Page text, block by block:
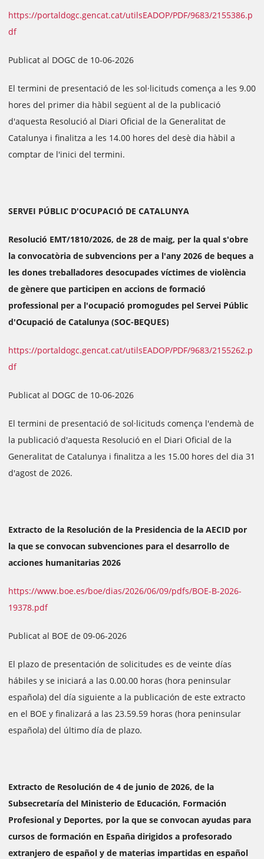
https://portaldogc.gencat.cat/utilsEADOP/PDF/9683/2155386.p
df
Publicat al DOGC de 10-06-2026
El termini de presentació de les sol·licituds comença a les 9.00
hores del primer dia hàbil següent al de la publicació
d'aquesta Resolució al Diari Oficial de la Generalitat de
Catalunya i finalitza a les 14.00 hores del desè dia hàbil a
comptar de l'inici del termini.
SERVEI PÚBLIC D'OCUPACIÓ DE CATALUNYA
Resolució EMT/1810/2026, de 28 de maig, per la qual s'obre
la convocatòria de subvencions per a l'any 2026 de beques a
les dones treballadores desocupades víctimes de violència
de gènere que participen en accions de formació
professional per a l'ocupació promogudes pel Servei Públic
d'Ocupació de Catalunya (SOC-BEQUES)
https://portaldogc.gencat.cat/utilsEADOP/PDF/9683/2155262.p
df
Publicat al DOGC de 10-06-2026
El termini de presentació de sol·licituds comença l'endemà de
la publicació d'aquesta Resolució en el Diari Oficial de la
Generalitat de Catalunya i finalitza a les 15.00 hores del dia 31
d'agost de 2026.
Extracto de la Resolución de la Presidencia de la AECID por
la que se convocan subvenciones para el desarrollo de
acciones humanitarias 2026
https://www.boe.es/boe/dias/2026/06/09/pdfs/BOE-B-2026-
19378.pdf
Publicat al BOE de 09-06-2026
El plazo de presentación de solicitudes es de veinte días
hábiles y se iniciará a las 0.00.00 horas (hora peninsular
española) del día siguiente a la publicación de este extracto
en el BOE y finalizará a las 23.59.59 horas (hora peninsular
española) del último día de plazo.
Extracto de Resolución de 4 de junio de 2026, de la
Subsecretaría del Ministerio de Educación, Formación
Profesional y Deportes, por la que se convocan ayudas para
cursos de formación en España dirigidos a profesorado
extranjero de español y de materias impartidas en español